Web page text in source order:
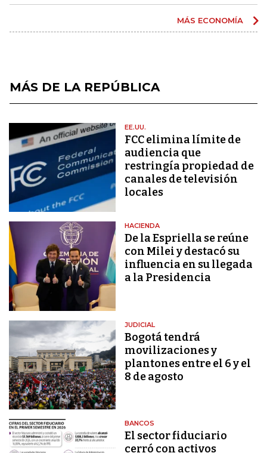
MÁS ECONOMÍA
MÁS DE LA REPÚBLICA
EE.UU.
FCC elimina límite de
audiencia que
restringía propiedad de
canales de televisión
locales
HACIENDA
De la Espriella se reúne
con Milei y destacó su
influencia en su llegada
a la Presidencia
JUDICIAL
Bogotá tendrá
movilizaciones y
plantones entre el 6 y el
8 de agosto
BANCOS
El sector fiduciario
cerró con activos